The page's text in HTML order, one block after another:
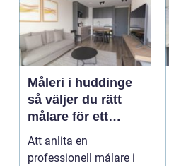
Måleri i huddinge
så väljer du rätt
målare för ett
hållbart resultat
Att anlita en
professionell målare i